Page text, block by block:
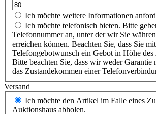
Ich möchte weitere Informationen
Ich möchte telefonisch bieten. Bitte
Telefonnummer an, unter der wir Sie
erreichen können. Beachten Sie, dass Sie
Telefongebotwunsch ein Gebot in Höhe des
Bitte beachten Sie, dass wir weder
das Zustandekommen einer
Versand
Ich möchte den Artikel im Falle eines
Auktionshaus abholen.